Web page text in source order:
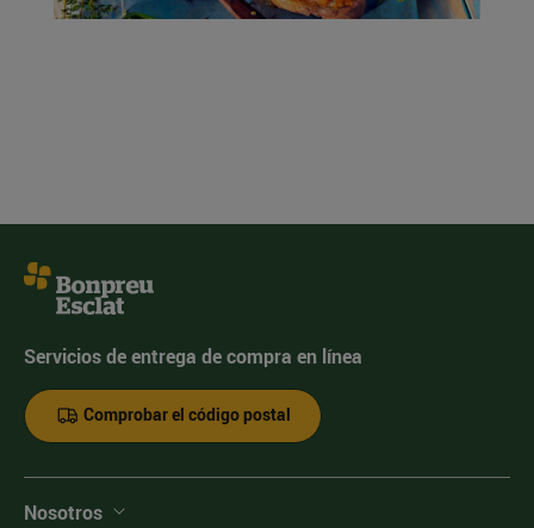
Servicios de entrega de compra en línea
Comprobar el código postal
Nosotros